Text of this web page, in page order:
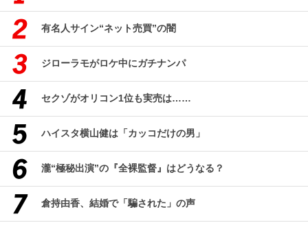
有名人サイン“ネット売買”の闇
ジローラモがロケ中にガチナンパ
セクゾがオリコン1位も実売は……
ハイスタ横山健は「カッコだけの男」
瀧“極秘出演”の『全裸監督』はどうなる？
倉持由香、結婚で「騙された」の声